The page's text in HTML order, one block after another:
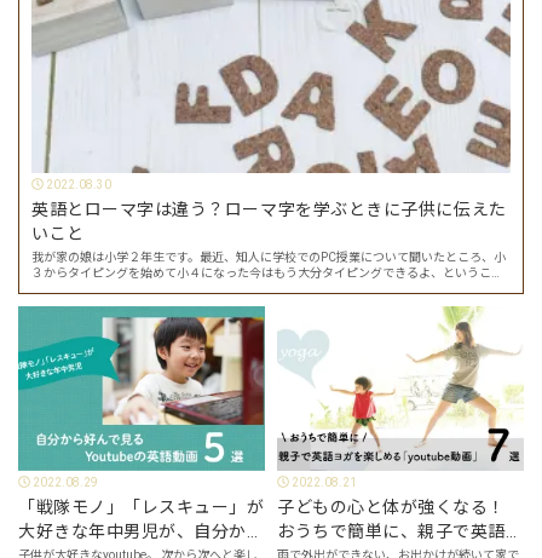
2022.08.30
英語とローマ字は違う？ローマ字を学ぶときに子供に伝えた
いこと
我が家の娘は小学２年生です。最近、知人に学校でのPC授業について聞いたところ、小
３からタイピングを始めて小４になった今はもう大分タイピングできるよ、ということ
で…
2022.08.29
「戦隊モノ」「レスキュー」が
大好きな年中男児が、自分から
子供が大好きなyoutube。 次から次へと楽し
2022.08.21
子どもの心と体が強くなる！
おうちで簡単に、親子で英語ヨ
雨で外出ができない、お出かけが続いて家で